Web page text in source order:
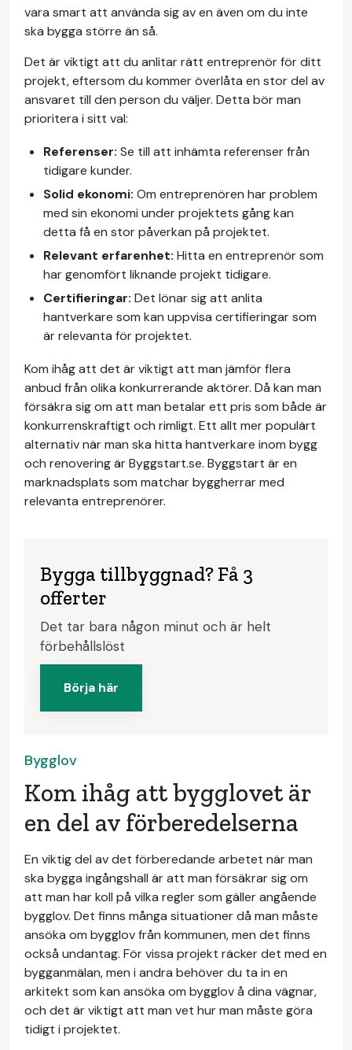
vara smart att använda sig av en även om du inte
ska bygga större än så.
Det är viktigt att du anlitar rätt entreprenör för ditt
projekt, eftersom du kommer överlåta en stor del av
ansvaret till den person du väljer. Detta bör man
prioritera i sitt val:
Referenser: Se till att inhämta referenser från
tidigare kunder.
Solid ekonomi: Om entreprenören har problem
med sin ekonomi under projektets gång kan
detta få en stor påverkan på projektet.
Relevant erfarenhet: Hitta en entreprenör som
har genomfört liknande projekt tidigare.
Certifieringar: Det lönar sig att anlita
hantverkare som kan uppvisa certifieringar som
är relevanta för projektet.
Kom ihåg att det är viktigt att man jämför flera
anbud från olika konkurrerande aktörer. Då kan man
försäkra sig om att man betalar ett pris som både är
konkurrenskraftigt och rimligt. Ett allt mer populärt
alternativ när man ska hitta hantverkare inom bygg
och renovering är Byggstart.se. Byggstart är en
marknadsplats som matchar byggherrar med
relevanta entreprenörer.
Bygga tillbyggnad? Få 3
offerter
Det tar bara någon minut och är helt
förbehållslöst
Börja här
Bygglov
Kom ihåg att bygglovet är
en del av förberedelserna
En viktig del av det förberedande arbetet när man
ska bygga ingångshall är att man försäkrar sig om
att man har koll på vilka regler som gäller angående
bygglov. Det finns många situationer då man måste
ansöka om bygglov från kommunen, men det finns
också undantag. För vissa projekt räcker det med en
bygganmälan, men i andra behöver du ta in en
arkitekt som kan ansöka om bygglov å dina vägnar,
och det är viktigt att man vet hur man måste göra
tidigt i projektet.